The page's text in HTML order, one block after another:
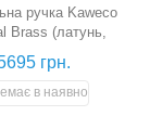
ручка Kaweco
Brass (латунь,
перо F)
грн.
в наявності